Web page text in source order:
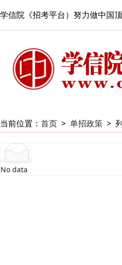
学信院《招考平台）努力做中国
当前位置： 首页 > 单招政策 >
No data